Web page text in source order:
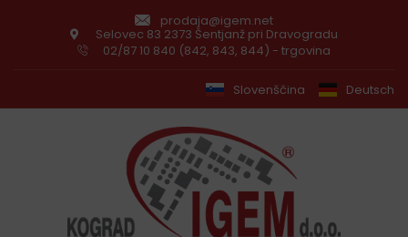
prodaja@igem.net
Selovec 83 2373 Šentjanž pri Dravogradu
02/87 10 840 (842, 843, 844) - trgovina
Slovenščina Deutsch